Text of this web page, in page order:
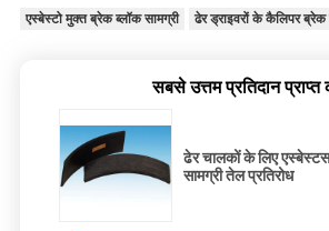
एस्बेस्टो मुक्त ब्रेक ब्लॉक सामग्री ढेर ड्राइवरों के कैलिपर ब्रेक
सबसे उत्तम प्रतिदान प्राप्त
ढेर चालकों के लिए
सामग्री तेल प्रतिरोध